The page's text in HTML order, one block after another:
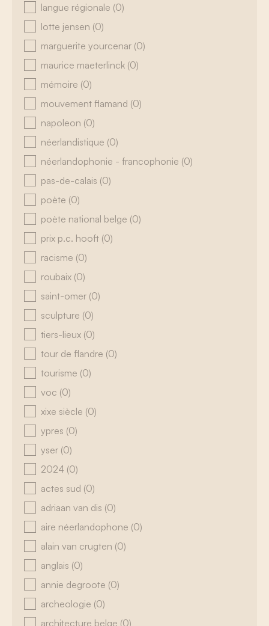
langue régionale (0)
lotte jensen (0)
marguerite yourcenar (0)
maurice maeterlinck (0)
mémoire (0)
mouvement flamand (0)
napoleon (0)
néerlandistique (0)
néerlandophonie - francophonie (0)
pas-de-calais (0)
poète (0)
poète national belge (0)
prix p.c. hooft (0)
racisme (0)
roubaix (0)
saint-omer (0)
sculpture (0)
tiers-lieux (0)
tour de flandre (0)
tourisme (0)
voc (0)
xixe siècle (0)
ypres (0)
yser (0)
2024 (0)
actes sud (0)
adriaan van dis (0)
aire néerlandophone (0)
alain van crugten (0)
anglais (0)
annie degroote (0)
archeologie (0)
architecture belge (0)